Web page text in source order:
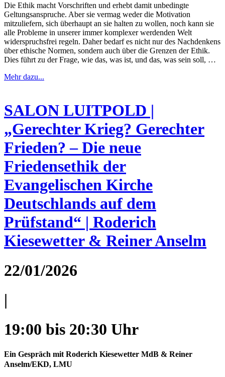
Die Ethik macht Vorschriften und erhebt damit unbedingte
Geltungsanspruche. Aber sie vermag weder die Motivation
mitzuliefern, sich überhaupt an sie halten zu wollen, noch kann sie
alle Probleme in unserer immer komplexer werdenden Welt
widerspruchsfrei regeln. Daher bedarf es nicht nur des Nachdenkens
über ethische Normen, sondern auch über die Grenzen der Ethik.
Dies führt zu der Frage, wie das, was ist, und das, was sein soll, …
Mehr dazu...
SALON LUITPOLD |
„Gerechter Krieg? Gerechter
Frieden? – Die neue
Friedensethik der
Evangelischen Kirche
Deutschlands auf dem
Prüfstand“ | Roderich
Kiesewetter & Reiner Anselm
22/01/2026
|
19:00 bis 20:30 Uhr
Ein Gespräch mit Roderich Kiesewetter MdB & Reiner
Anselm/EKD, LMU